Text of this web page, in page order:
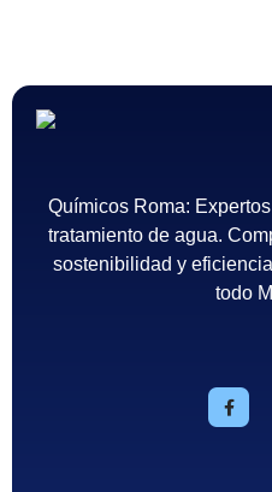
Químicos Roma:
tratamiento de agua.
sostenibilidad y
todo